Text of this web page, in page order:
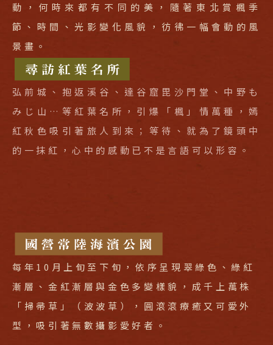
動，何時來都有不同的美，隨著東北賞楓季
節、時間、光影變化風貌，彷彿一幅會動的風
景畫。
弘前城、抱返溪谷、達谷窟毘沙門堂、中野も
みじ山…等紅葉名所，引爆「楓」情萬種，嫣
紅秋色吸引著旅人到來；等待、就為了鏡頭中
的一抹紅，心中的感動已不是言語可以形容。
每年10月上旬至下旬，依序呈現翠綠色、綠紅
漸層、金紅漸層與金色多變樣貌，成千上萬株
「掃帚草」（波波草），圓滾滾療癒又可愛外
型，吸引著無數攝影愛好者。